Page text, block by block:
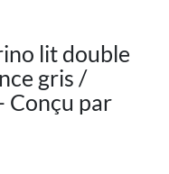
lit double
gris /
Conçu par